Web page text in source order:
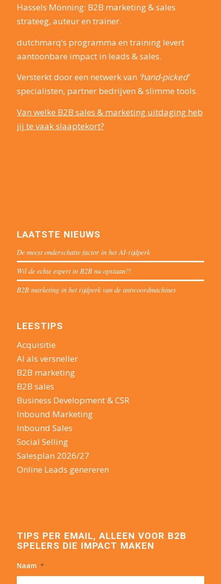
Hassels Mönning: B2B marketing & sales
strateeg, auteur en trainer.
dutchmarq’s programma en training levert
aantoonbare impact in leads & sales.
Versterkt door een netwerk van ‘hand-picked’
specialisten, partner bedrijven & slimme tools.
Van welke B2B sales & marketing uitdaging heb
jij te vaak slaaptekort?
LAATSTE NIEUWS
De meest onderschatte factor in het AI-tijdperk
Wil de echte expert in B2B nu opstaan?!
B2B marketing in het tijdperk van de antwoordmachines
LEESTIPS
Acquisitie
AI als versneller
B2B marketing
B2B sales
Business Development & CSR
Inbound Marketing
Inbound Sales
Social Selling
Salesplan 2026/27
Online Leads genereren
TIPS PER EMAIL, ALLEEN VOOR B2B
SPELERS DIE IMPACT MAKEN
Naam *